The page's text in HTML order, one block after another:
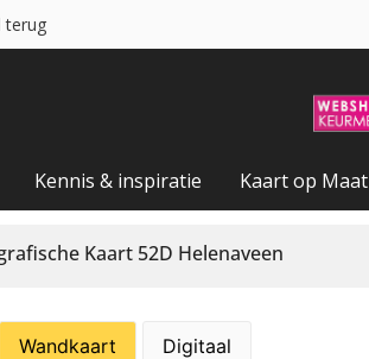
terug
Kennis & inspiratie Kaart op Maat
Kaart 52D Helenaveen
Wandkaart Digitaal